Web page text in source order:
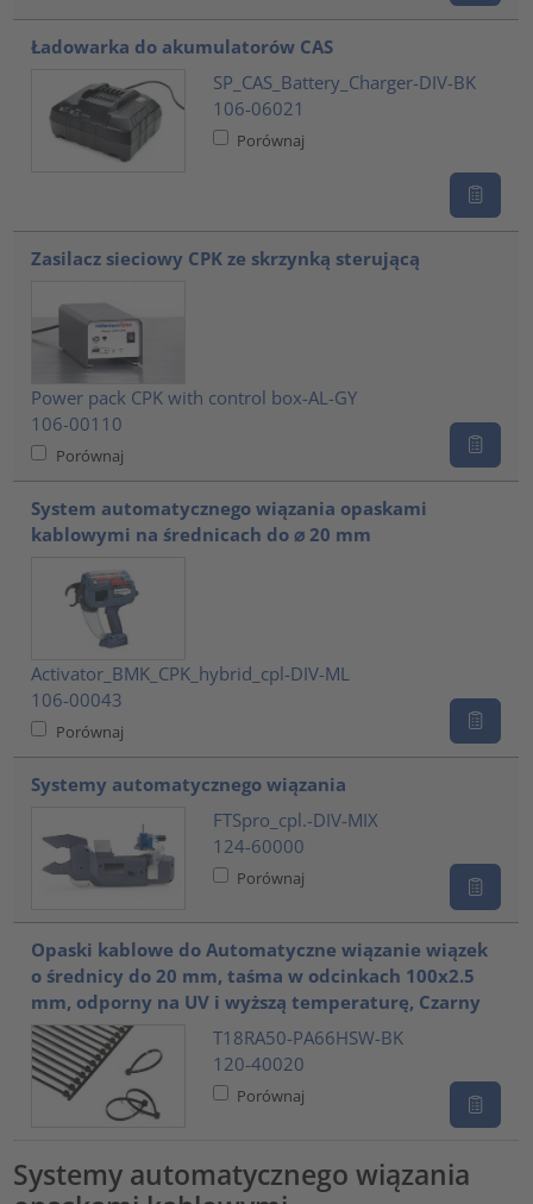
Ładowarka do akumulatorów CAS
SP_CAS_Battery_Charger-DIV-BK
106-06021
Porównaj
Zasilacz sieciowy CPK ze skrzynką sterującą
Power pack CPK with control box-AL-GY
106-00110
Porównaj
System automatycznego wiązania opaskami
kablowymi na średnicach do ⌀ 20 mm
Activator_BMK_CPK_hybrid_cpl-DIV-ML
106-00043
Porównaj
Systemy automatycznego wiązania
FTSpro_cpl.-DIV-MIX
124-60000
Porównaj
Opaski kablowe do Automatyczne wiązanie wiązek
o średnicy do 20 mm, taśma w odcinkach 100x2.5
mm, odporny na UV i wyższą temperaturę, Czarny
T18RA50-PA66HSW-BK
120-40020
Porównaj
Systemy automatycznego wiązania